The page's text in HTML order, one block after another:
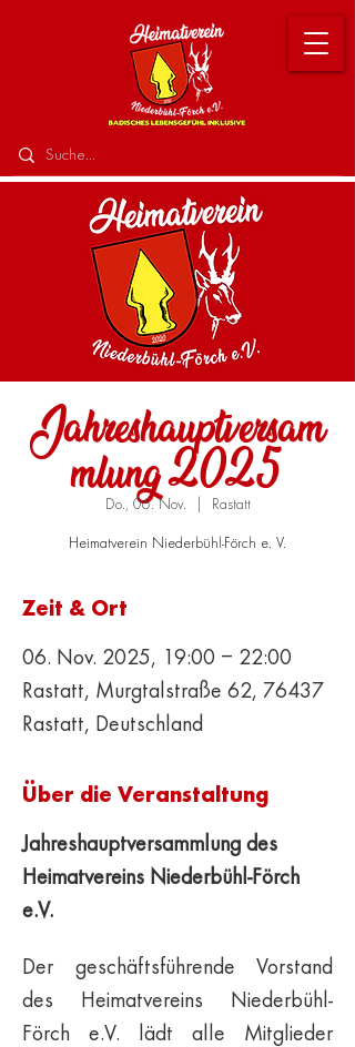
Jahreshauptversam
mlung 2025
Do., 06. Nov. Rastatt
Heimatverein Niederbühl-Förch e. V.
Zeit & Ort
06. Nov. 2025, 19:00 – 22:00
Rastatt, Murgtalstraße 62, 76437
Rastatt, Deutschland
Über die Veranstaltung
Jahreshauptversammlung des
Heimatvereins Niederbühl-Förch
e.V.
Der geschäftsführende Vorstand
des Heimatvereins Niederbühl-
Förch e.V. lädt alle Mitglieder